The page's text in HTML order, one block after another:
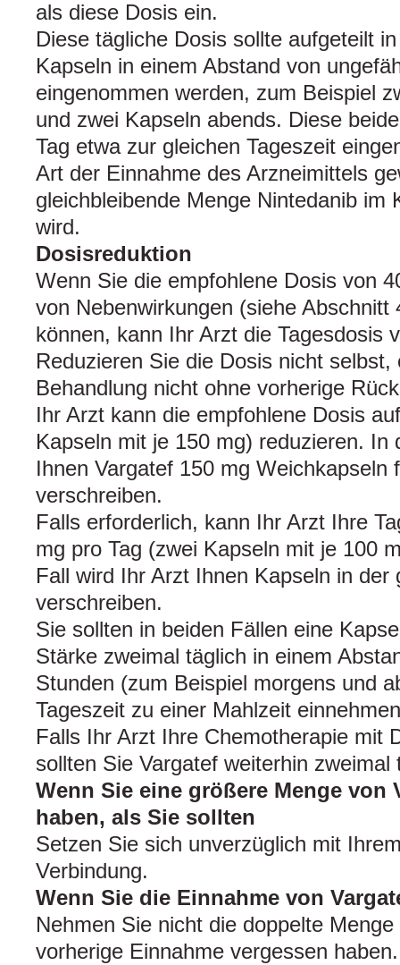
als diese Dosis ein.
Diese tägliche Dosis sollte aufgeteilt
Kapseln in einem Abstand von
eingenommen werden, zum Beispiel
und zwei Kapseln abends. Diese
Tag etwa zur gleichen Tageszeit
Art der Einnahme des Arzneimittels
gleichbleibende Menge Nintedanib im
wird.
Dosisreduktion
Wenn Sie die empfohlene Dosis von
von Nebenwirkungen (siehe Abschnitt
können, kann Ihr Arzt die Tagesdosis
Reduzieren Sie die Dosis nicht
Behandlung nicht ohne vorherige
Ihr Arzt kann die empfohlene Dosis
Kapseln mit je 150 mg) reduzieren. In
Ihnen Vargatef 150 mg Weichkapseln
verschreiben.
Falls erforderlich, kann Ihr Arzt Ihre
mg pro Tag (zwei Kapseln mit je 100
Fall wird Ihr Arzt Ihnen Kapseln in der
verschreiben.
Sie sollten in beiden Fällen eine
Stärke zweimal täglich in einem
Stunden (zum Beispiel morgens und
Tageszeit zu einer Mahlzeit
Falls Ihr Arzt Ihre Chemotherapie mit
sollten Sie Vargatef weiterhin zweimal
Wenn Sie eine größere Menge von
haben, als Sie sollten
Setzen Sie sich unverzüglich mit
Verbindung.
Wenn Sie die Einnahme von
Nehmen Sie nicht die doppelte
vorherige Einnahme vergessen